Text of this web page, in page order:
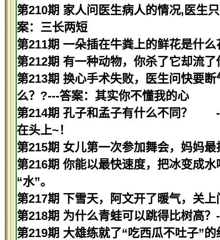
第210期 家人问医生病人的情况,医生
案：三长两短
第211期 一朵插在牛粪上的鲜花是什
第212期 有一种动物，你杀了它却流
第213期 换心手术失败，医生问快要
么？?---答案：其实你不懂我的心
第214期 孔子和孟子有什么不同？
在头上~！
第215期 女儿第一次参加舞会，妈妈
第216期 你能以最快速度，把冰变成
“水”。
第217期 下雪天，阿文开了暖气，关
第218期 为什么青蛙可以跳得比树高
第219期 大雄练就了“吃西瓜不吐子”